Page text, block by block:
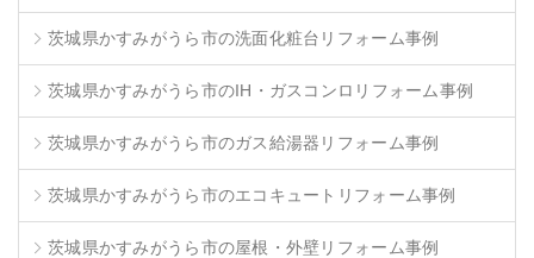
茨城県かすみがうら市の洗面化粧台リフォーム事例
茨城県かすみがうら市のIH・ガスコンロリフォーム事例
茨城県かすみがうら市のガス給湯器リフォーム事例
茨城県かすみがうら市のエコキュートリフォーム事例
茨城県かすみがうら市の屋根・外壁リフォーム事例